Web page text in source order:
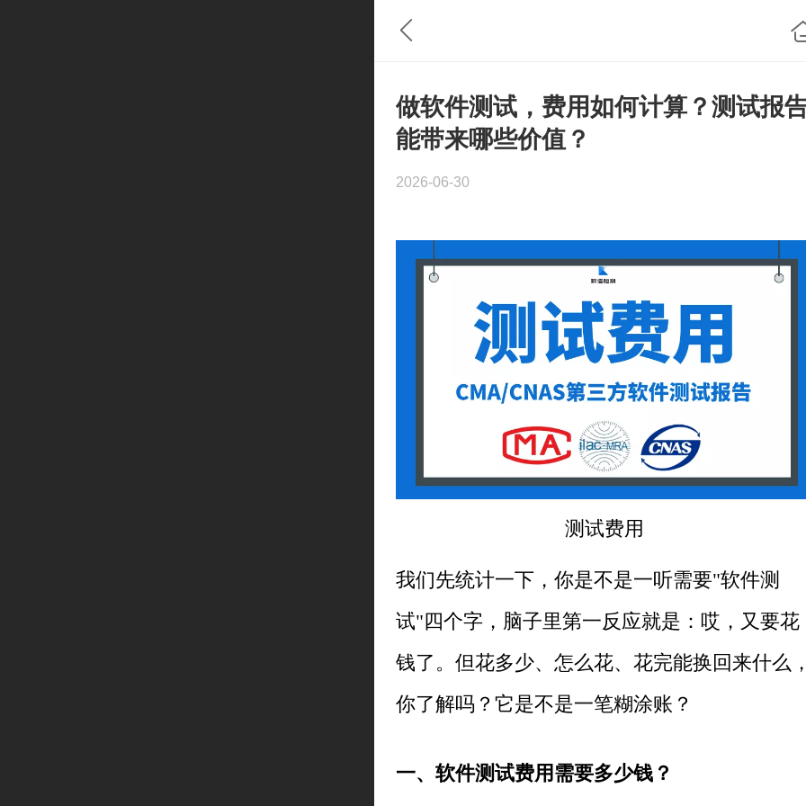
做软件测试，费用如何计算？测试报
能带来哪些价值？
2026-06-30
测试费用
我们先统计一下，你是不是一听需要"软件测
试"四个字，脑子里第一反应就是：哎，又要花
钱了。但花多少、怎么花、花完能换回来什么
你了解吗？它是不是一笔糊涂账？
一、软件测试费用需要多少钱？